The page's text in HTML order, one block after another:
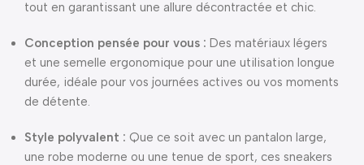
tout en garantissant une allure décontractée et chic.
Conception pensée pour vous : Des matériaux légers
et une semelle ergonomique pour une utilisation longue
durée, idéale pour vos journées actives ou vos moments
de détente.
Style polyvalent : Que ce soit avec un pantalon large,
une robe moderne ou une tenue de sport, ces sneakers